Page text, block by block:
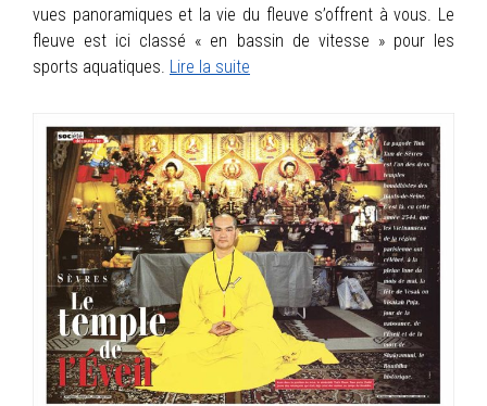
vues panoramiques et la vie du fleuve s’offrent à vous. Le
fleuve est ici classé « en bassin de vitesse » pour les
sports aquatiques. Lire la suite